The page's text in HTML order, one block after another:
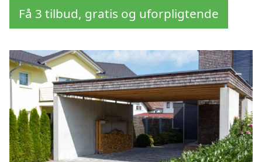
Få 3 tilbud, gratis og uforpligtende